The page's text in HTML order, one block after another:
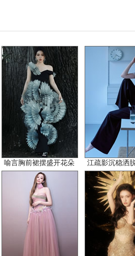
喻言胸前裙摆盛开花朵 江疏影沉稳洒